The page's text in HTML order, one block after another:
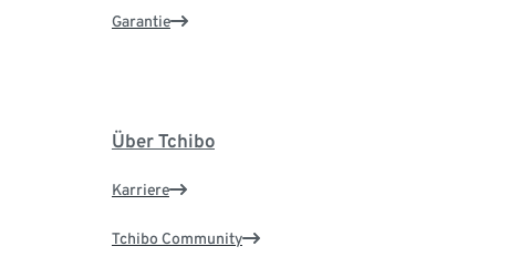
Garantie
Über Tchibo
Karriere
Tchibo Community